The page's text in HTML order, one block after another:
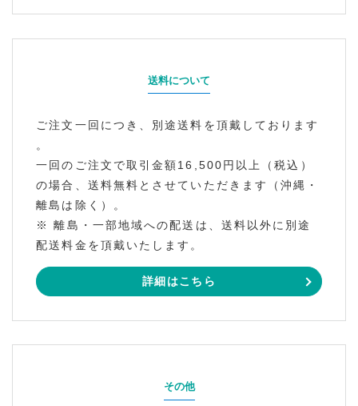
送料について
ご注文一回につき、別途送料を頂戴しております
。
一回のご注文で取引金額16,500円以上（税込）
の場合、送料無料とさせていただきます（沖縄・
離島は除く）。
※ 離島・一部地域への配送は、送料以外に別途
配送料金を頂戴いたします。
詳細はこちら
その他